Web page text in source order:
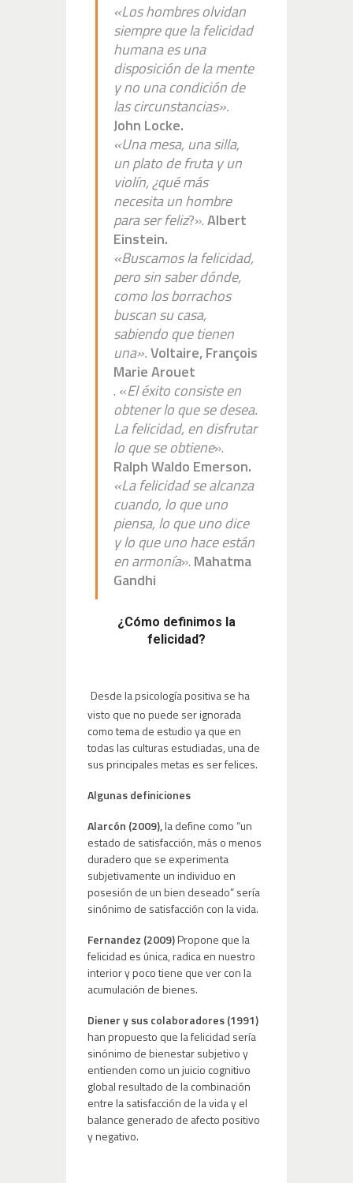
«Los hombres olvidan
siempre que la felicidad
humana es una
disposición de la mente
y no una condición de
las circunstancias».
John Locke.
«Una mesa, una silla,
un plato de fruta y un
violín, ¿qué más
necesita un hombre
para ser feliz?».Albert
Einstein.
«Buscamos la felicidad,
pero sin saber dónde,
como los borrachos
buscan su casa,
sabiendo que tienen
una».Voltaire, François
Marie Arouet
. «El éxito consiste en
obtener lo que se desea.
La felicidad, en disfrutar
lo que se obtiene».
Ralph Waldo Emerson.
«La felicidad se alcanza
cuando, lo que uno
piensa, lo que uno dice
y lo que uno hace están
en armonía». Mahatma
Gandhi
¿Cómo definimos la
felicidad?
Desde la psicología positiva se ha
visto que no puede ser ignorada
como tema de estudio ya que en
todas las culturas estudiadas, una de
sus principales metas es ser felices.
Algunas definiciones
Alarcón (2009),la define como “un
estado de satisfacción, más o menos
duradero que se experimenta
subjetivamente un individuo en
posesión de un bien deseado” sería
sinónimo de satisfacción con la vida.
Fernandez (2009)Propone que la
felicidad es única, radica en nuestro
interior y poco tiene que ver con la
acumulación de bienes.
Diener y sus colaboradores (1991)
han propuesto que la felicidad sería
sinónimo de bienestar subjetivo y
entienden como un juicio cognitivo
global resultado de la combinación
entre la satisfacción de la vida y el
balance generado de afecto positivo
y negativo.